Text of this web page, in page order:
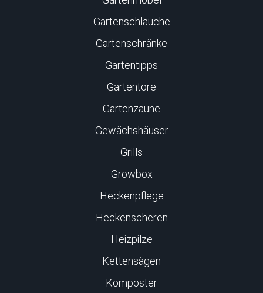
Gartenschläuche
Gartenschränke
Gartentipps
Gartentore
Gartenzäune
Gewächshäuser
Grills
Growbox
Heckenpflege
Heckenscheren
Heizpilze
Kettensägen
Komposter